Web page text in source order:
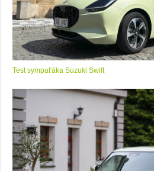
Test sympaťáka Suzuki Swift